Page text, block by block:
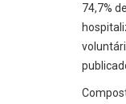
74,7%